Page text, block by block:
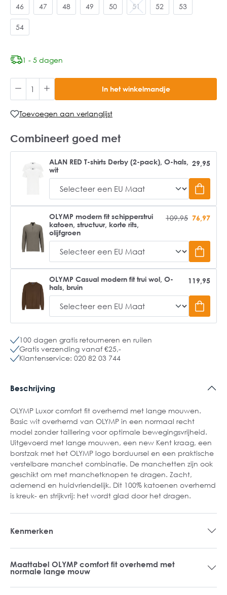
46 47 48 49 50 51 52 53
54
1 - 5 dagen
In het winkelmandje
Toevoegen aan verlanglijst
Combineert goed met
ALAN RED T-shirts Derby (2-pack), O-hals,
wit
29,95
OLYMP modern fit schipperstrui
katoen, structuur, korte rits,
olijfgroen
109,95 76,97
OLYMP Casual modern fit trui wol, O-
hals, bruin
119,95
100 dagen gratis retourneren en ruilen
Gratis verzending vanaf €25,-
Klantenservice: 020 82 03 744
Beschrijving
OLYMP Luxor comfort fit overhemd met lange mouwen.
Basic wit overhemd van OLYMP in een normaal recht
model zonder taillering voor optimale bewegingsvrijheid.
Uitgevoerd met lange mouwen, een new Kent kraag, een
borstzak met het OLYMP logo borduursel en een praktische
verstelbare manchet combinatie. De manchetten zijn ook
geschikt om met manchetknopen te dragen. Zacht,
ademend en huidvriendelijk. Dit 100% katoenen overhemd
is kreuk- en strijkvrij: het wordt glad door het dragen.
Kenmerken
Maattabel OLYMP comfort fit overhemd met
normale lange mouw